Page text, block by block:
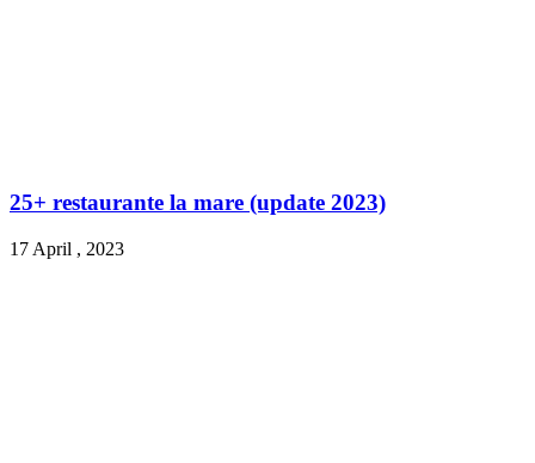
25+ restaurante la mare (update 2023)
17 April , 2023